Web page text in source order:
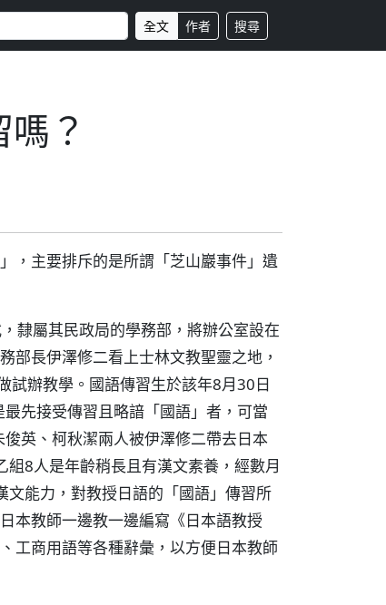
全文 作者 搜尋
？
，主要排斥的是所謂「芝山巖事件」遺
隸屬其民政局的學務部，將辦公室設在
部長伊澤修二看上士林文教聖靈之地，
試辦教學。國語傳習生於該年8月30日
先接受傳習且略諳「國語」者，可當
英、柯秋潔兩人被伊澤修二帶去日本
8人是年齡稍長且有漢文素養，經數月
能力，對教授日語的「國語」傳習所
本教師一邊教一邊編寫《日本語教授
工商用語等各種辭彙，以方便日本教師